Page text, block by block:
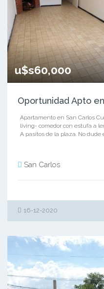
u$s60,000
Oportunidad Apto
Apartamento en San Carlos
living- comedor con estufa a
A pasitos de la plaza. No dude
San Carlos
16-12-2020